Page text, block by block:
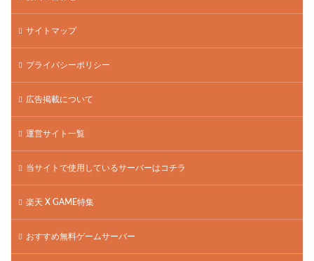
サイトマップ
プライバシーポリシー
広告掲載について
運営サイト一覧
当サイトで使用しているサーバーはコチラ
楽天 X GAME特集
おすすめ無料ゲームサーバー